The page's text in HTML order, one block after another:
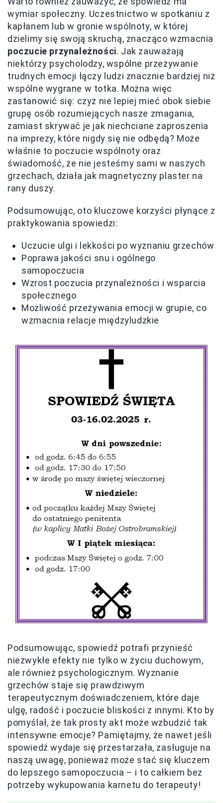
wymiar społeczny. Uczestnictwo w spotkaniu z
kapłanem lub w gronie wspólnoty, w której
dzielimy się swoją skruchą, znacząco wzmacnia
poczucie przynależności. Jak zauważają
niektórzy psycholodzy, wspólne przeżywanie
trudnych emocji łączy ludzi znacznie bardziej niż
wspólne wygrane w totka. Można więc
zastanowić się: czyż nie lepiej mieć obok siebie
grupę osób rozumiejących nasze zmagania,
zamiast skrywać je jak niechciane zaproszenia
na imprezy, które nigdy się nie odbędą? Może
właśnie to poczucie wspólnoty oraz
świadomość, że nie jesteśmy sami w naszych
grzechach, działa jak magnetyczny plaster na
rany duszy.
Podsumowując, oto kluczowe korzyści płynące z
praktykowania spowiedzi:
Uczucie ulgi i lekkości po wyznaniu grzechów
Poprawa jakości snu i ogólnego
samopoczucia
Wzrost poczucia przynależności i wsparcia
społecznego
Możliwość przeżywania emocji w grupie, co
wzmacnia relacje międzyludzkie
Podsumowując, spowiedź potrafi przynieść
niezwykłe efekty nie tylko w życiu duchowym,
ale również psychologicznym. Wyznanie
grzechów staje się prawdziwym
terapeutycznym doświadczeniem, które daje
ulgę, radość i poczucie bliskości z innymi. Kto by
pomyślał, że tak prosty akt może wzbudzić tak
intensywne emocje? Pamiętajmy, że nawet jeśli
spowiedź wydaje się przestarzała, zasługuje na
naszą uwagę, ponieważ może stać się kluczem
do lepszego samopoczucia – i to całkiem bez
potrzeby wykupowania karnetu do terapeuty!